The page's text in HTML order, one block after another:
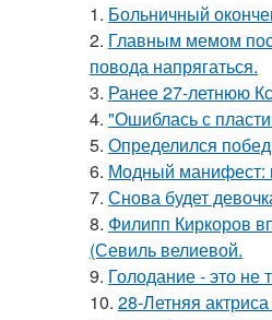
1. Больничный
2. Главным мемом
повода напрягаться.
3. Ранее 27-летнюю
4. "Ошиблась с
5. Определился
6. Модный манифест:
7. Снова будет
8. Филипп Киркоров
(Севиль велиевой.
9. Голодание - это не
10. 28-Летняя